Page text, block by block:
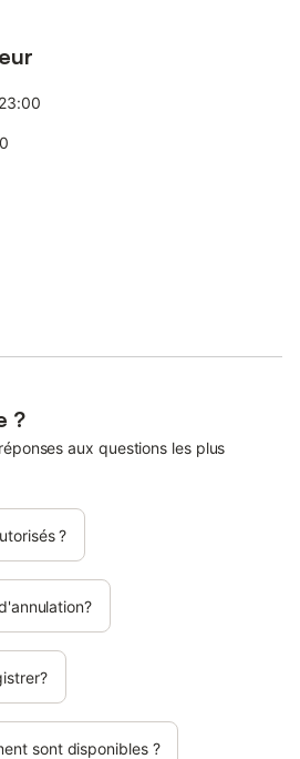
?
aux questions les plus
?
sont disponibles ?